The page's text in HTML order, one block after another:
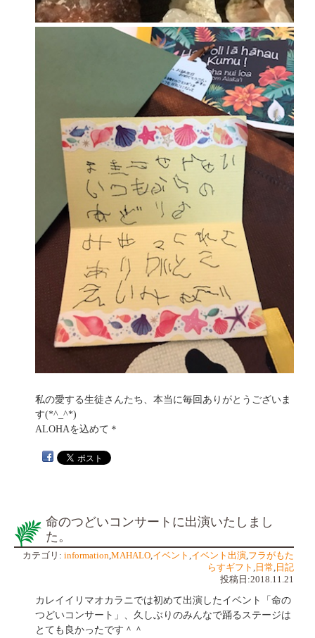
私の愛する生徒さんたち、本当に毎回ありがとうございま
す(*^_^*)
ALOHAを込めて＊
命のつどいコンサートに出演いたしまし
た。
カテゴリ: information MAHALO イベント イベント出演 フラがもた
らすギフト
日常 日記
投稿日:2018.11.21
カレイイリマオカラニでは初めて出演したイベント「命の
つどいコンサート」、久しぶりのみんなで踊るステージは
とても良かったです＾＾